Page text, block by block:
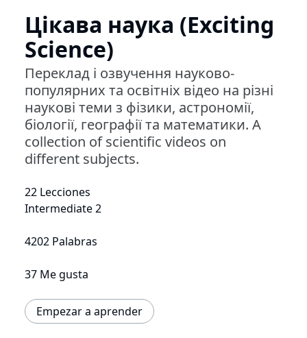
Цікава наука (Exciting
Science)
Переклад і озвучення науково-
популярних та освітніх відео на різні
наукові теми з фізики, астрономії,
біології, географії та математики. A
collection of scientific videos on
different subjects.
22 Lecciones
Intermediate 2
4202 Palabras
37 Me gusta
Empezar a aprender